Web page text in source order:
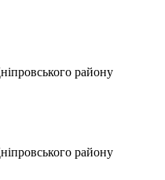
району
району